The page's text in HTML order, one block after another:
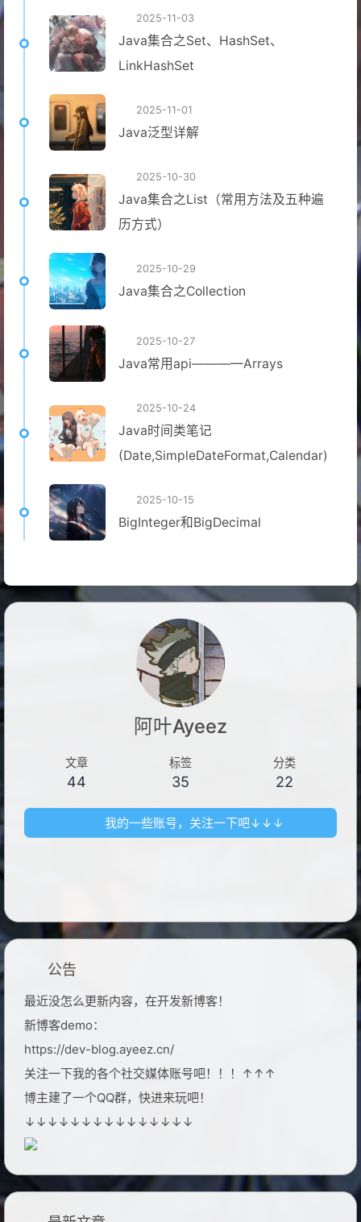
2025-11-03
Java集合之Set、HashSet、
LinkHashSet
2025-11-01
Java泛型详解
2025-10-30
Java集合之List（常用方法及五种遍
历方式）
2025-10-29
Java集合之Collection
2025-10-27
Java常用api————Arrays
2025-10-24
Java时间类笔记
(Date,SimpleDateFormat,Calendar)
2025-10-15
BigInteger和BigDecimal
阿叶Ayeez
文章
44
标签
35
分类
22
我的一些账号，关注一下吧↓↓↓
公告
最近没怎么更新内容，在开发新博客！
新博客demo：
https://dev-blog.ayeez.cn/
关注一下我的各个社交媒体账号吧！！！↑↑↑
博主建了一个QQ群，快进来玩吧！
↓↓↓↓↓↓↓↓↓↓↓↓↓↓↓